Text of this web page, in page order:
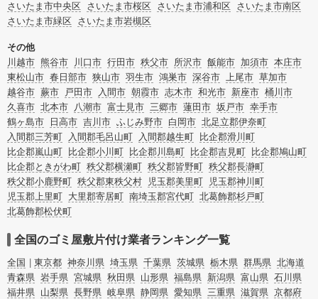
さいたま市中央区
さいたま市桜区 さいたま市浦和区
さいたま市南区
さいたま市緑区
さいたま市岩槻区
その他
川越市 熊谷市 川口市 行田市 秩父市 所沢市 飯能市 加須市 本庄市
東松山市 春日部市 狭山市 羽生市 鴻巣市 深谷市 上尾市 草加市
越谷市 蕨市 戸田市 入間市 朝霞市 志木市 和光市 新座市 桶川市
久喜市 北本市 八潮市 富士見市 三郷市 蓮田市 坂戸市 幸手市
鶴ヶ島市
日高市 吉川市 ふじみ野市 白岡市 北足立郡伊奈町
入間郡三芳町
入間郡毛呂山町 入間郡越生町
比企郡滑川町
比企郡嵐山町
比企郡小川町 比企郡川島町 比企郡吉見町
比企郡鳩山町
比企郡ときがわ町 秩父郡横瀬町 秩父郡皆野町 秩父郡長瀞町
秩父郡小鹿野町 秩父郡東秩父村 児玉郡美里町
児玉郡神川町
児玉郡上里町 大里郡寄居町 南埼玉郡宮代町 北葛飾郡杉戸町
北葛飾郡松伏町
全国のゴミ屋敷片付け業者ランキング一覧
全国 東京都 神奈川県 埼玉県 千葉県 茨城県 栃木県 群馬県 北海道
青森県 岩手県 宮城県 秋田県 山形県 福島県 新潟県 富山県 石川県
福井県 山梨県 長野県 岐阜県 静岡県 愛知県 三重県 滋賀県 京都府